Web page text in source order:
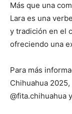
Más que una
Lara es una
y tradición en el
ofreciendo una
Para más
Chihuahua
@fita.chihuahua